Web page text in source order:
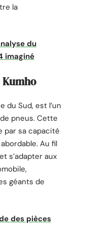
la
du
imaginé
du Sud, est l’un
pneus. Cette
par sa capacité
Au fil
s’adapter aux
géants de
des pièces